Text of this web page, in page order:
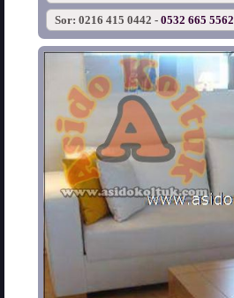
Sor: 0216 415 0442 -0532 665 5562